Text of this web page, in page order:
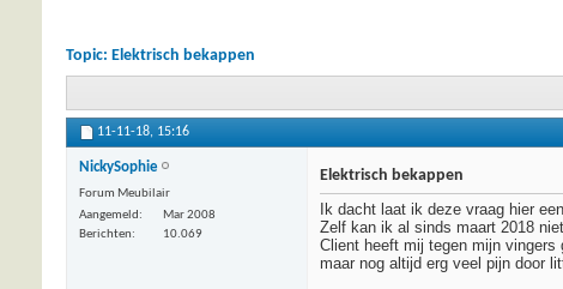
Topic: Elektrisch bekappen
11-11-18, 15:16
NickySophie
Forum Meubilair
Aangemeld
Mar 2008
Berichten
10.069
Elektrisch bekappen
Ik dacht laat ik deze vraag hier
Zelf kan ik al sinds maart 2018
Client heeft mij tegen mijn vingers
maar nog altijd erg veel pijn door